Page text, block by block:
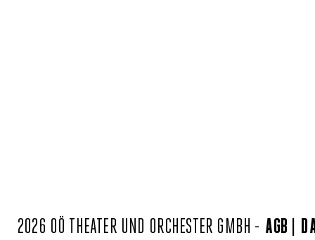
2026 OÖ THEATER UND ORCHESTER GMBH - AGB